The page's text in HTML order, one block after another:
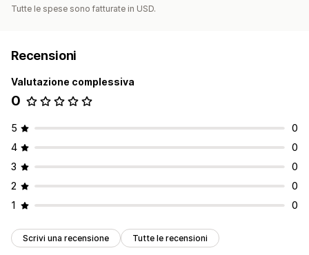
Tutte le spese sono fatturate in USD.
Recensioni
Valutazione complessiva
0
5
0
4
0
3
0
2
0
1
0
Scrivi una recensione Tutte le recensioni